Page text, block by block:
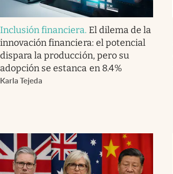
Inclusión financiera. El dilema de la
innovación financiera: el potencial
dispara la producción, pero su
adopción se estanca en 8.4%
Karla Tejeda